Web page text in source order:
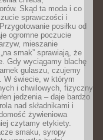
Skąd ta moda i co
sprawczości i
posiłku od
ogromne poczucie
mieszanie
smak” sprawiają, że
Gdy wyciągamy blachę
gulaszu, czujemy
W świecie, w którym
i chwilowych, fizyczny
jedzenia – daje bardzo
nad składnikami i
żywieniowa
czytamy etykiety.
smaku, syropy